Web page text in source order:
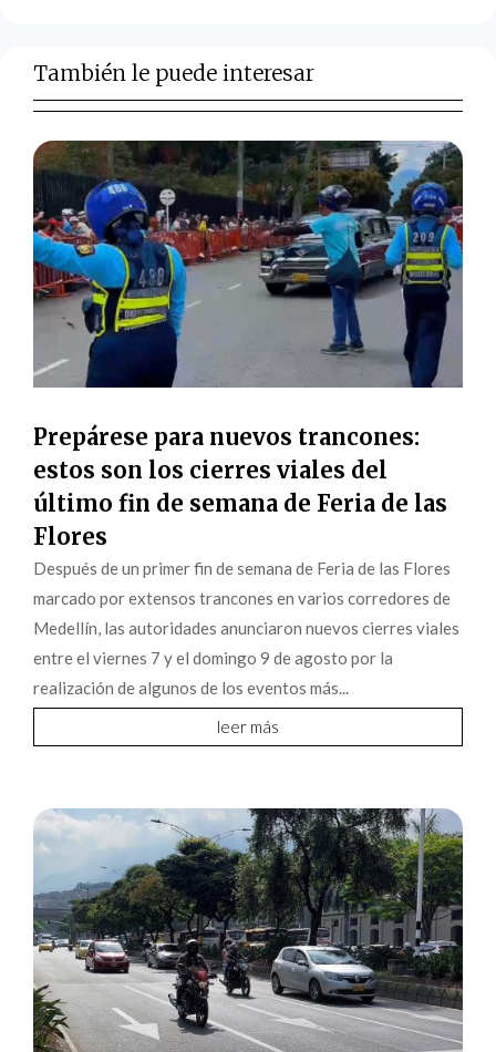
También le puede interesar
Prepárese para nuevos trancones:
estos son los cierres viales del
último fin de semana de Feria de las
Flores
Después de un primer fin de semana de Feria de las Flores
marcado por extensos trancones en varios corredores de
Medellín, las autoridades anunciaron nuevos cierres viales
entre el viernes 7 y el domingo 9 de agosto por la
realización de algunos de los eventos más...
leer más